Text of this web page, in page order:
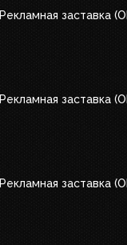
Рекламная заставка
Рекламная заставка
Рекламная заставка